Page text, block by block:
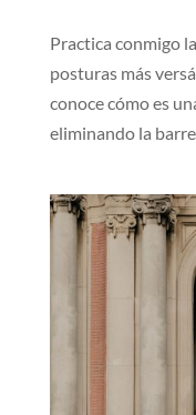
Practica conmigo
posturas más
conoce cómo es
eliminando la